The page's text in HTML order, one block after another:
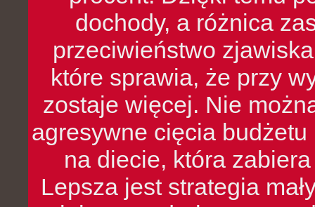
dochody, a różnica
przeciwieństwo
które sprawia, że przy
zostaje więcej. Nie
agresywne cięcia
na diecie, która
Lepsza jest strategia